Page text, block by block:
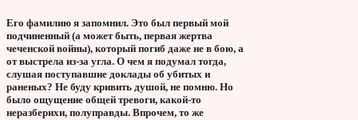
Его фамилию я запомнил. Это был первый мой
подчиненный (а может быть, первая жертва
чеченской войны), который погиб даже не в бою, а
от выстрела из-за угла. О чем я подумал тогда,
слушая поступавшие доклады об убитых и
раненых? Не буду кривить душой, не помню. Но
было ощущение общей тревоги, какой-то
неразберихи, полуправды. Впрочем, то же